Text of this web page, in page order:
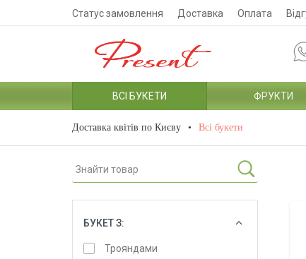
Статус замовлення Доставка Оплата
ВСІ БУКЕТИ ФРУКТИ
Доставка квітів по Києву Всі букети
БУКЕТ З:
Трояндами